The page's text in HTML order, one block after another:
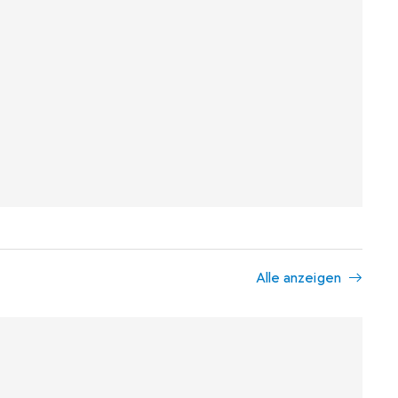
Alle anzeigen